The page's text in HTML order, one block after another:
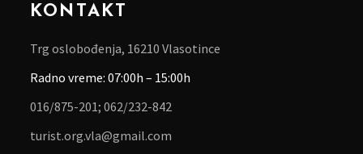
KONTAKT
Trg oslobođenja, 16210 Vlasotince
Radno vreme: 07:00h – 15:00h
016/875-201; 062/232-842
turist.org.vla@gmail.com